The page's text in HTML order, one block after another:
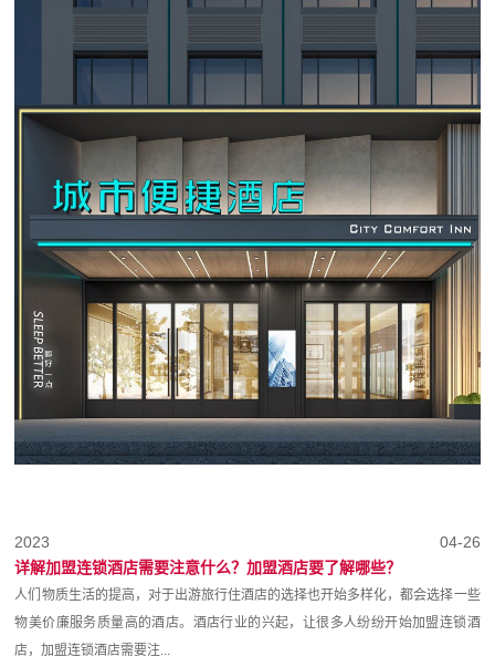
04-26
2023
详解加盟连锁酒店需要注意什么？加盟酒店要了解哪些？
人们物质生活的提高，对于出游旅行住酒店的选择也开始多样化，都会选择一些
物美价廉服务质量高的酒店。酒店行业的兴起，让很多人纷纷开始加盟连锁酒
店，加盟连锁酒店需要注...